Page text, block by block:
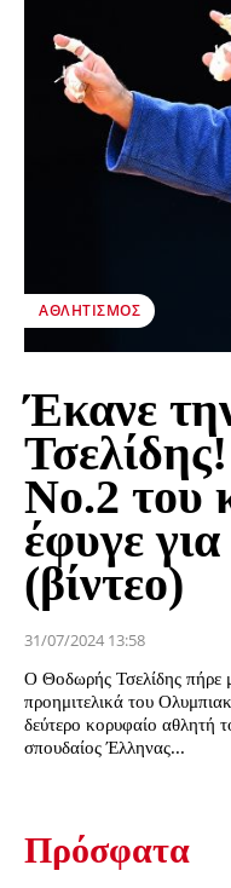
ΑΘΛΗΤΙΣΜΌΣ
Έκανε
Νο.2 του
έφυγε
(βίντεο)
31/07/2024 13:58
Ο Θοδωρής Τσελίδης πήρε
προημιτελικά του
δεύτερο κορυφαίο αθλητή
σπουδαίος Έλληνας...
Πρόσφατα